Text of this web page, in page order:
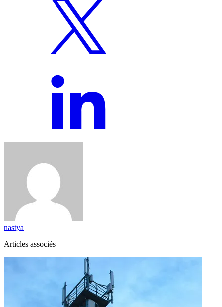
nastya
Articles associés